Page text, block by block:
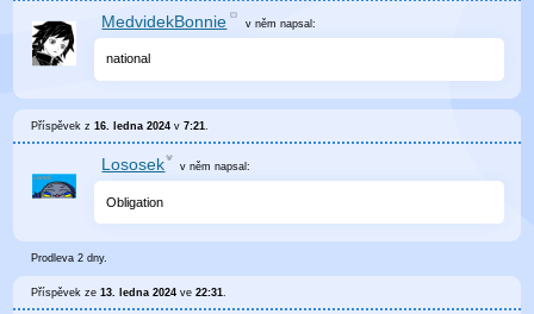
MedvidekBonnie v němnapsal:
national
Příspěvek z16. ledna 2024 v7:21.
Lososek v něm napsal:
Obligation
Prodleva 2 dny.
Příspěvek ze13. ledna 2024 ve22:31.